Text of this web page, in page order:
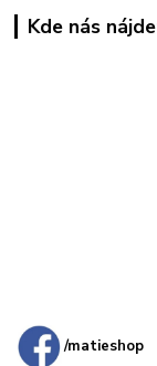
Kde nás
/matieshop